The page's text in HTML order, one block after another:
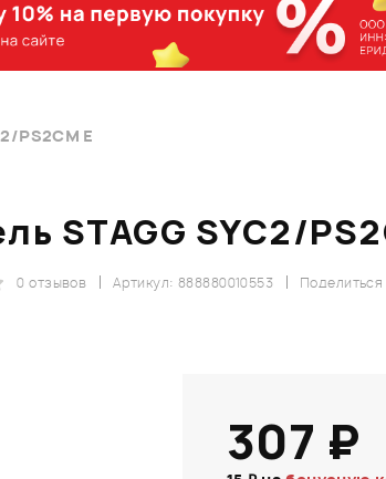
PS2CM E
STAGG SYC2/
Поделиться
Артикул: 888880010553
0 отзывов
307 ₽